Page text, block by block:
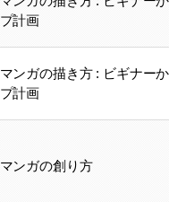
プ計画
マンガの描き方 : ビギナー
プ計画
マンガの創り方